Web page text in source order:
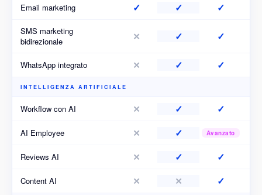
Email marketing ✓ ✓ ✓
SMS marketing
bidirezionale
✕ ✓ ✓
WhatsApp integrato ✕ ✓ ✓
INTELLIGENZA ARTIFICIALE
Workflow con AI ✕ ✓ ✓
AI Employee ✕ ✓ Avanzato
Reviews AI ✕ ✓ ✓
Content AI ✕ ✕ ✓